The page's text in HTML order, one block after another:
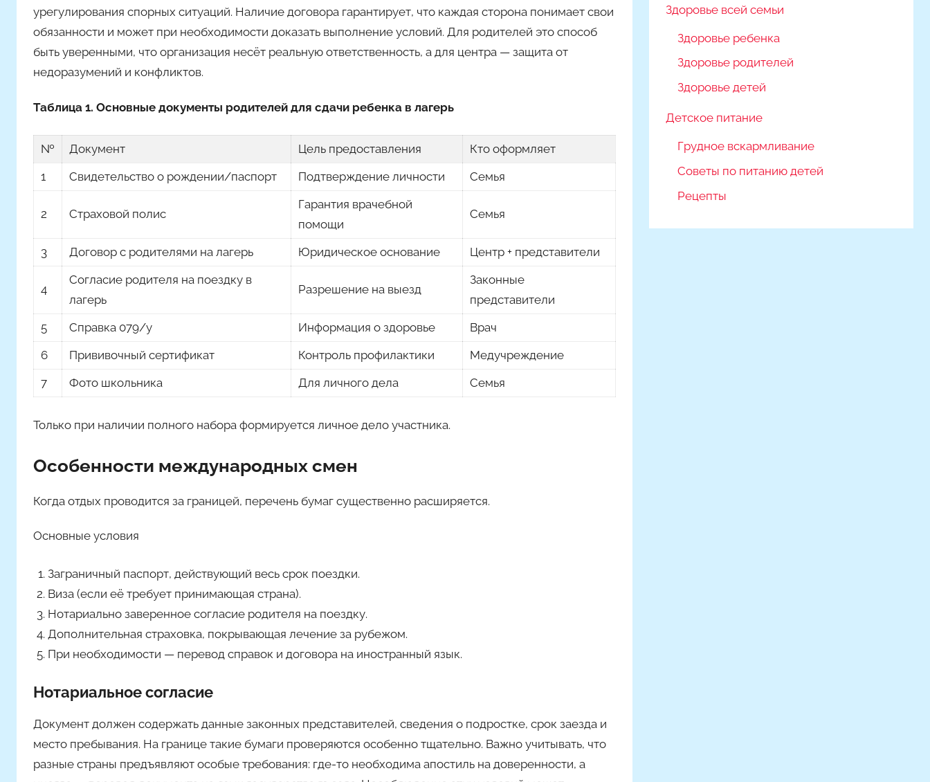
урегулирования спорных ситуаций. Наличие договора гарантирует, что каждая сторона понимает свои
обязанности и может при необходимости доказать выполнение условий. Для родителей это способ
быть уверенными, что организация несёт реальную ответственность, а для центра — защита от
недоразумений и конфликтов.
Таблица 1. Основные документы родителей для сдачи ребенка в лагерь
№ Документ Цель предоставления
Кто оформляет
1
Свидетельство о рождении/паспорт Подтверждение личности Семья
2 Страховой полис
Гарантия врачебной
помощи
Семья
3 Договор с родителями на лагерь Юридическое основание Центр + представители
4
Согласие родителя на поездку в
лагерь
Разрешение на выезд
Законные
представители
5
Справка 079/у Информация о здоровье
Врач
6
Прививочный сертификат Контроль профилактики
Медучреждение
7
Фото школьника Для личного дела Семья
Только при наличии полного набора формируется личное дело участника.
Особенности международных смен
Когда отдых проводится за границей, перечень бумаг существенно расширяется.
Основные условия
Заграничный паспорт, действующий весь срок поездки.
Виза (если её требует принимающая страна).
Нотариально заверенное согласие родителя на поездку.
Дополнительная страховка, покрывающая лечение за рубежом.
При необходимости — перевод справок и договора на иностранный язык.
Нотариальное согласие
Документ должен содержать данные законных представителей, сведения о подростке, срок заезда и
место пребывания. На границе такие бумаги проверяются особенно тщательно. Важно учитывать, что
разные страны предъявляют особые требования: где-то необходима апостиль на доверенности, а
Здоровье всей семьи
Здоровье ребенка
Здоровье родителей
Здоровье детей
Детское питание
Грудное вскармливание
Советы по питанию детей
Рецепты